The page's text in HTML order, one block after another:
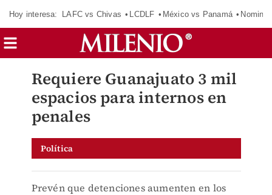
Hoy interesa: LAFC vs Chivas LCDLF México vs Panamá
Requiere Guanajuato 3 mil
espacios para internos en
penales
Política
Prevén que detenciones aumenten en los